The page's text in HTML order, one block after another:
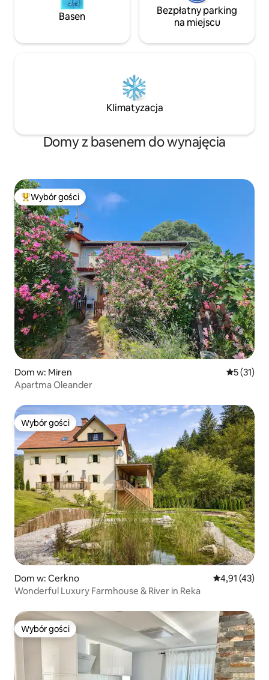
Basen
Bezpłatny parking
na miejscu
Klimatyzacja
Domy z basenem do wynajęcia
Najpopularniejsze z kategorii Wybór gości
Wybór gości
Dom w: Miren Średnia
5 (31)
Apartma Oleander
Wybór gości
Wybór gości
Dom w: Cerkno Średnia
4,91 (43)
Wonderful Luxury Farmhouse & River in Reka
Wybór gości
Wybór gości